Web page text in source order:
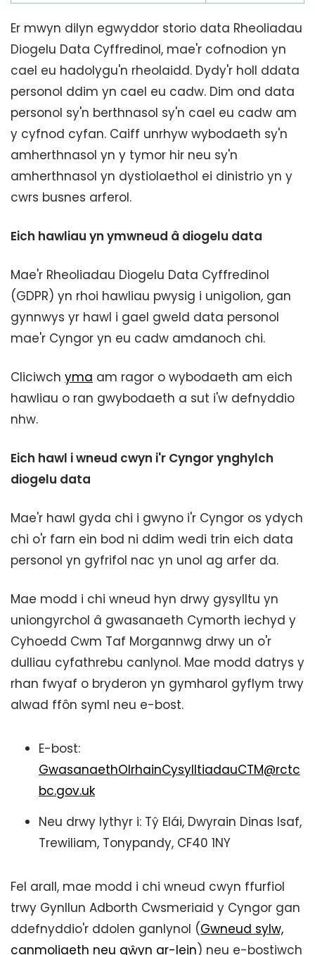
Er mwyn dilyn egwyddor storio data Rheoliadau
Diogelu Data Cyffredinol, mae'r cofnodion yn
cael eu hadolygu'n rheolaidd. Dydy'r holl ddata
personol ddim yn cael eu cadw. Dim ond data
personol sy'n berthnasol sy'n cael eu cadw am
y cyfnod cyfan. Caiff unrhyw wybodaeth sy'n
amherthnasol yn y tymor hir neu sy'n
amherthnasol yn dystiolaethol ei dinistrio yn y
cwrs busnes arferol.
Eich hawliau yn ymwneud â diogelu data
Mae'r Rheoliadau Diogelu Data Cyffredinol
(GDPR) yn rhoi hawliau pwysig i unigolion, gan
gynnwys yr hawl i gael gweld data personol
mae'r Cyngor yn eu cadw amdanoch chi.
Cliciwch yma am ragor o wybodaeth am eich
hawliau o ran gwybodaeth a sut i'w defnyddio
nhw.
Eich hawl i wneud cwyn i'r Cyngor ynghylch
diogelu data
Mae'r hawl gyda chi i gwyno i'r Cyngor os ydych
chi o'r farn ein bod ni ddim wedi trin eich data
personol yn gyfrifol nac yn unol ag arfer da.
Mae modd i chi wneud hyn drwy gysylltu yn
uniongyrchol â gwasanaeth Cymorth iechyd y
Cyhoedd Cwm Taf Morgannwg drwy un o'r
dulliau cyfathrebu canlynol. Mae modd datrys y
rhan fwyaf o bryderon yn gymharol gyflym trwy
alwad ffôn syml neu e-bost.
E-bost:
GwasanaethOlrhainCysylltiadauCTM@rctc
bc.gov.uk
Neu drwy lythyr i: Tŷ Elái, Dwyrain Dinas Isaf,
Trewiliam, Tonypandy, CF40 1NY
Fel arall, mae modd i chi wneud cwyn ffurfiol
trwy Gynllun Adborth Cwsmeriaid y Cyngor gan
ddefnyddio'r ddolen ganlynol (Gwneud sylw,
canmoliaeth neu gŵyn ar-lein) neu e-bostiwch